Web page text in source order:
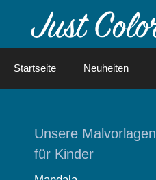
Startseite Neuheiten
Unsere Malvorlagen
für Kinder